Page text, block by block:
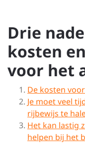
Drie
kosten
voor het
De kosten
Je moet veel
rijbewijs te
Het kan lastig
helpen bij het